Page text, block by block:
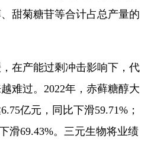
甜菊糖苷等合计占总产量的
产能过剩冲击影响下，代
难过。2022年，赤藓糖醇大
亿元，同比下滑59.71%；
滑69.43%。三元生物将业绩